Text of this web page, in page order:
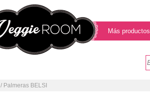
Más productos
/ Palmeras BELSI